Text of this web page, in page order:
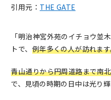
引用元： THE GATE
「明治神宮外苑のイチョウ並
トで、 例年多くの人が訪れま
青山通りから円周道路まで南
で、見頃の時期の日中は光り